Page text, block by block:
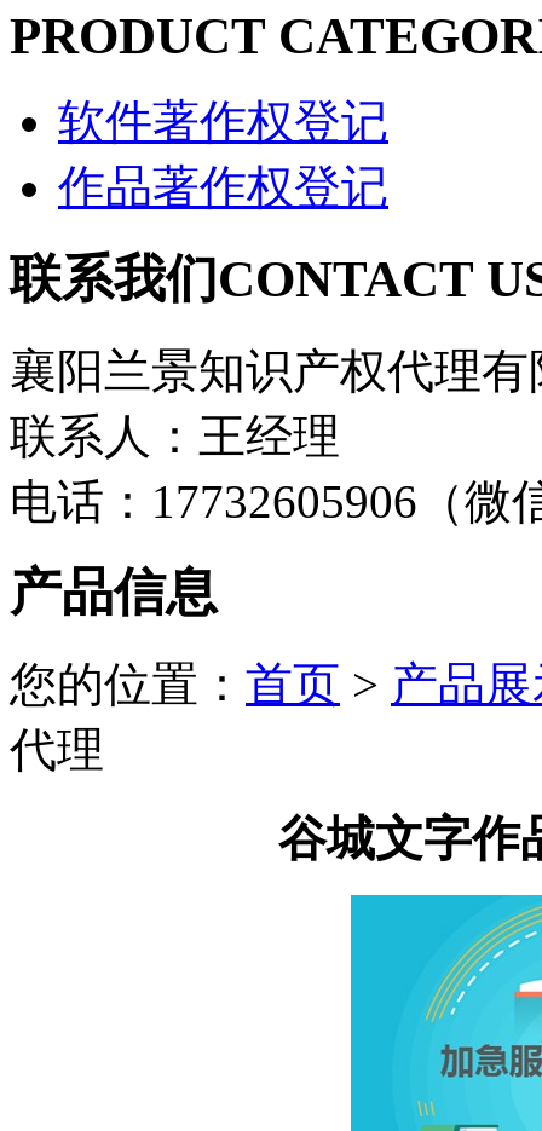
PRODUCT
软件著作权登记
作品著作权登记
联系我们CONTACT
襄阳兰景知识产权代理有
联系人：王经理
电话：17732605906（微
产品信息
您的位置： 首页 > 产品
代理
谷城文字作